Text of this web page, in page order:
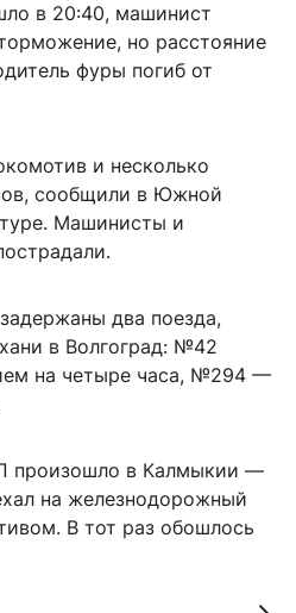
в 20:40, машинист
но расстояние
фуры погиб от
и несколько
сообщили в Южной
Машинисты и
два поезда,
в Волгоград: №42
на четыре часа, №294 —
произошло в Калмыкии —
на железнодорожный
В тот раз обошлось